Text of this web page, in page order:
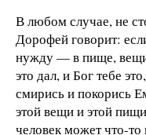
В любом случае, не
Дорофей говорит:
нужду — в пище,
это дал, и Бог тебе
смирись и покорись
этой вещи и этой
человек может что-то